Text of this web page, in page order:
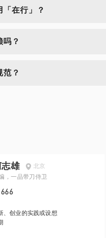
「在行」？
吗？
范？
雄
北京
，一品带刀侍卫
666
、创业的实践或设想